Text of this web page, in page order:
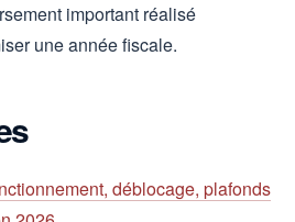
important réalisé
une année fiscale.
déblocage, plafonds